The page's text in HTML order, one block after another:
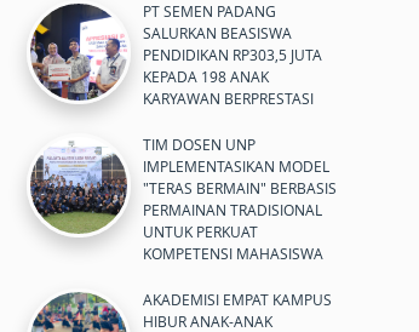
PT SEMEN PADANG
SALURKAN BEASISWA
PENDIDIKAN RP303,5 JUTA
KEPADA 198 ANAK
KARYAWAN BERPRESTASI
TIM DOSEN UNP
IMPLEMENTASIKAN MODEL
"TERAS BERMAIN" BERBASIS
PERMAINAN TRADISIONAL
UNTUK PERKUAT
KOMPETENSI MAHASISWA
AKADEMISI EMPAT KAMPUS
HIBUR ANAK-ANAK